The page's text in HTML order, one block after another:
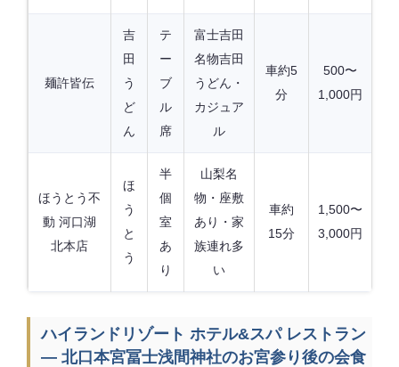
麺許皆伝
吉
田
う
ど
ん
テ
ー
ブ
ル
席
富士吉田
名物吉田
うどん・
カジュア
ル
車約5
分
500〜
1,000円
ほうとう不
動 河口湖
北本店
ほ
う
と
う
半
個
室
あ
り
山梨名
物・座敷
あり・家
族連れ多
い
車約
15分
1,500〜
3,000円
ハイランドリゾート ホテル&スパ レストラン
— 北口本宮冨士浅間神社のお宮参り後の会食